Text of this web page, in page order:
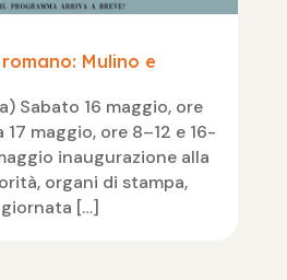
Mulino e
Sabato 16 maggio, ore
17 maggio, ore 8–12 e 16-
inaugurazione alla
organi di stampa,
[…]